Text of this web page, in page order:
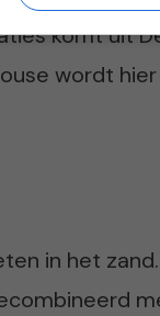
komt uit
wordt
in het